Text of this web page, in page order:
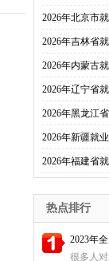
2026年北京市
2026年吉林省
2026年内蒙古
2026年辽宁省
2026年黑龙江
2026年新疆就
2026年福建省
热点排行
2023年
很多人